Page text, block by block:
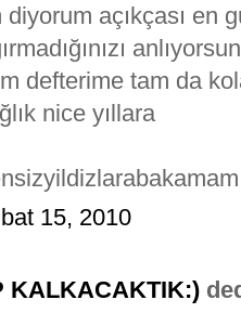
diyorum açıkçası
defterime tam da
nice yıllara
15, 2010
KALKACAKTIK:)